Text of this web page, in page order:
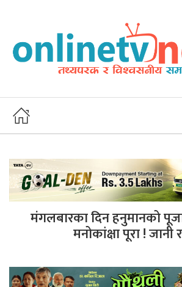
मंगलबारका दिन हनुमानको
मनोकांक्षा पूरा ! जानी